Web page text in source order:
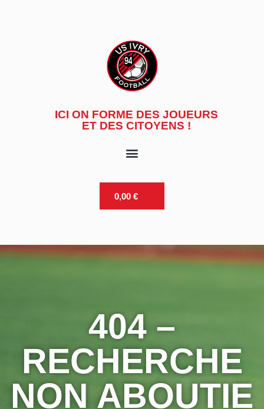
ICI ON FORME DES JOUEURS
ET DES CITOYENS !
0,00 €
404 –
RECHERCHE
NON ABOUTIE